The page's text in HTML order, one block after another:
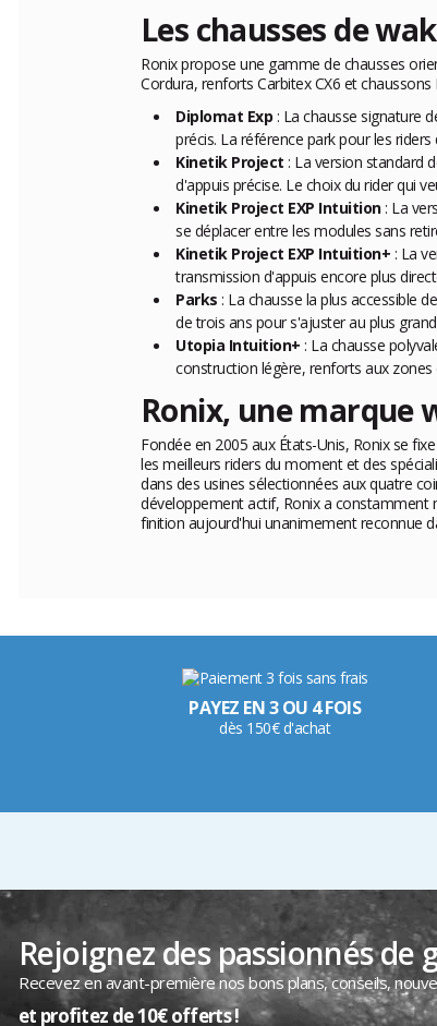
Les chausses de
Ronix propose une gamme de chausses
Cordura, renforts Carbitex CX6 et
Diplomat Exp : La chausse signature
précis. La référence park pour les
Kinetik Project : La version standard
d'appuis précise. Le choix du rider qui
Kinetik Project EXP Intuition: La
se déplacer entre les modules sans
Kinetik Project EXP Intuition+ : La
transmission d'appuis encore plus
Parks : La chausse la plus accessible
de trois ans pour s'ajuster au plus
Utopia Intuition+ : La chausse
construction légère, renforts aux
Ronix, une marque
Fondée en 2005 aux États-Unis, Ronix se
les meilleurs riders du moment et des
dans des usines sélectionnées aux quatre
développement actif, Ronix a constamment
finition aujourd'hui unanimement reconnue
PAYEZ EN 3 OU 4 FOIS
dès 150€ d'achat
Rejoignez des passionnés de
Recevez en avant-première nos bons plans, conseils,
et profitez de 10€ offerts !